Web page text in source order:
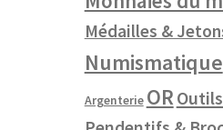
Médailles &
Numismatique
Argenterie OR